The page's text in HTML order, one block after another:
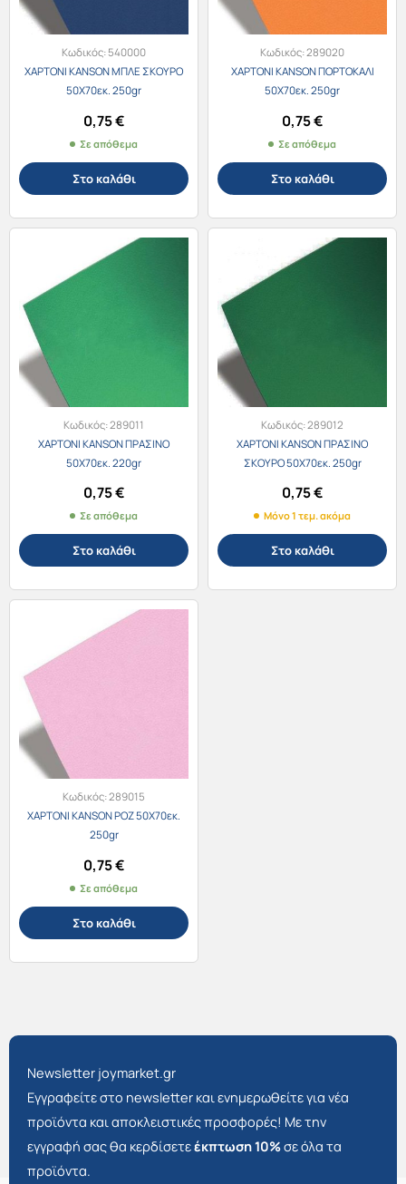
Κωδικός:540000
ΧΑΡΤΟΝΙ KANSON ΜΠΛΕ ΣΚΟΥΡΟ
50X70εκ. 250gr
0,75€
Σε απόθεμα
Στο καλάθι
Κωδικός:289020
ΧΑΡΤΟΝΙ KANSON ΠΟΡΤΟΚΑΛΙ
50X70εκ. 250gr
0,75€
Σε απόθεμα
Στο καλάθι
Κωδικός:289011
ΧΑΡΤΟΝΙ KANSON ΠΡΑΣΙΝΟ
50X70εκ. 220gr
0,75€
Σε απόθεμα
Στο καλάθι
Κωδικός:289012
ΧΑΡΤΟΝΙ KANSON ΠΡΑΣΙΝΟ
ΣΚΟΥΡΟ 50X70εκ. 250gr
0,75€
Μόνο 1 τεμ. ακόμα
Στο καλάθι
Κωδικός:289015
ΧΑΡΤΟΝΙ KANSON ΡΟΖ 50X70εκ.
250gr
0,75€
Σε απόθεμα
Στο καλάθι
Newsletter joymarket.gr
Εγγραφείτε στο newsletter και ενημερωθείτε για νέα
προϊόντα και αποκλειστικές προσφορές! Με την
εγγραφή σας θα κερδίσετεέκπτωση 10%σε όλα τα
προϊόντα.